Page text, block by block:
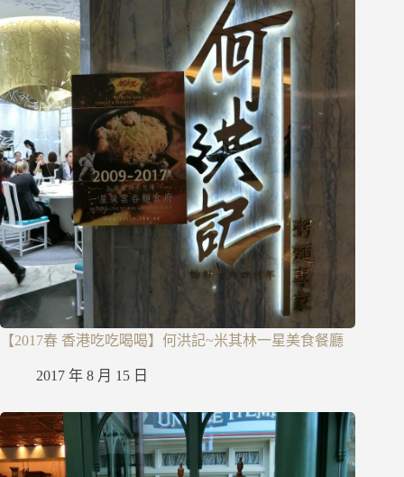
【2017春 香港吃吃喝喝】何洪記~米其林一星美食餐廳
2017 年 8 月 15 日